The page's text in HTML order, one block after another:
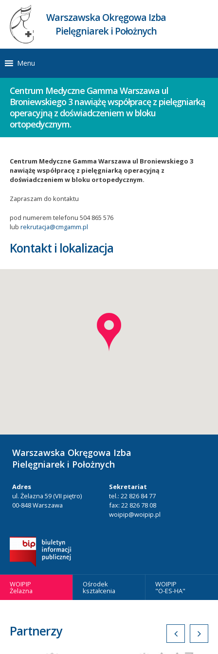
Warszawska Okręgowa Izba
Pielęgniarek i Położnych
Menu
Centrum Medyczne Gamma Warszawa ul
Broniewskiego 3 nawiążę współpracę z pielęgniarką
operacyjną z doświadczeniem w bloku
ortopedycznym.
Centrum Medyczne Gamma Warszawa ul Broniewskiego 3
nawiążę współpracę z pielęgniarką operacyjną z
doświadczeniem w bloku ortopedycznym.
Zapraszam do kontaktu
pod numerem telefonu 504 865 576
lub rekrutacja@cmgamm.pl
Kontakt i lokalizacja
Warszawska Okręgowa Izba
Pielęgniarek i Położnych
Adres
ul. Żelazna 59 (VII piętro)
00-848 Warszawa
Sekretariat
tel.: 22 826 84 77
fax: 22 826 78 08
woipip@woipip.pl
WOIPIP
Żelazna
Ośrodek
kształcenia
WOIPIP
"O-ES-HA"
Partnerzy